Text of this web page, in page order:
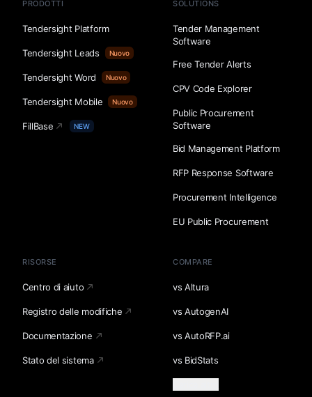
PRODOTTI
Tendersight Platform
Tendersight Leads Nuovo
Tendersight Word Nuovo
Tendersight Mobile Nuovo
FillBase NEW
SOLUTIONS
Tender Management
Software
Free Tender Alerts
CPV Code Explorer
Public Procurement
Software
Bid Management Platform
RFP Response Software
Procurement Intelligence
EU Public Procurement
RISORSE
Centro di aiuto
Registro delle modifiche
Documentazione
Stato del sistema
COMPARE
vs Altura
vs AutogenAI
vs AutoRFP.ai
vs BidStats